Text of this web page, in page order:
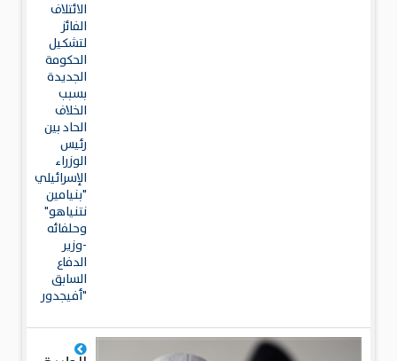
الائتلاف
الفائز
لتشكيل
الحكومة
الجديدة
بسبب
الخلاف‭‭‭‭‭‬‬‬‬‬
الحاد بين
رئيس
الوزراء
الإسرائيلي
"بنيامين
نتنياهو"
وحلفائه
-وزير
الدفاع
السابق
"أفيجدور